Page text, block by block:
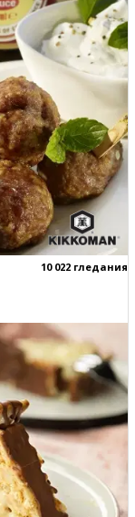
10 022 гледания